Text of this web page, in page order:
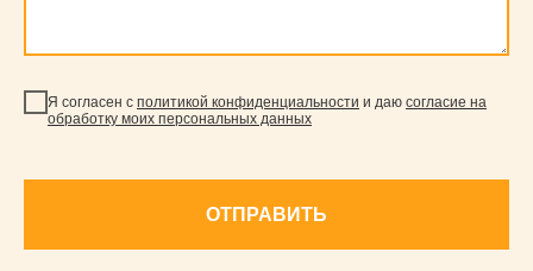
Я согласен с политикой конфиденциальности и даю согласие на
обработку моих персональных данных
ОТПРАВИТЬ